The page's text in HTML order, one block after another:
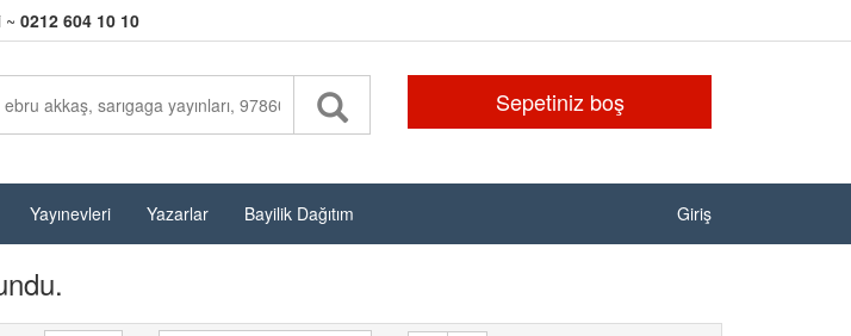
~ 0212 604 10 10
Sepetiniz boş
Yayınevleri Yazarlar Bayilik Dağıtım Giriş